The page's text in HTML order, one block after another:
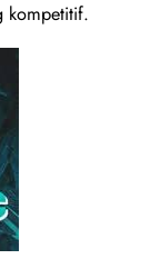
kompetitif.